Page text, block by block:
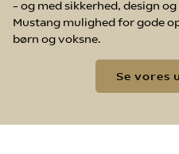
– og med sikkerhed, design
Mustang mulighed for gode
børn og voksne.
Se vores